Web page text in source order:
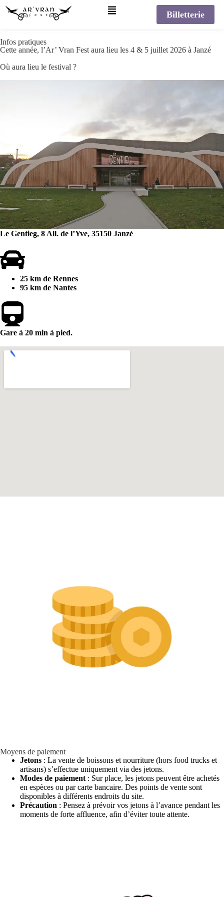
Billetterie
Infos pratiques
Cette année, l’Ar’ Vran Fest aura lieu les 4 & 5 juillet 2026 à Janzé
Où aura lieu le festival ?
Le Gentieg, 8 All. de l’Yve, 35150 Janzé
25 km de Rennes
95 km de Nantes
Gare à 20 min à pied.
Moyens de paiement
Jetons : La vente de boissons et nourriture (hors food trucks et
artisans) s’effectue uniquement via des jetons.
Modes de paiement: Sur place, les jetons peuvent être achetés
en espèces ou par carte bancaire. Des points de vente sont
disponibles à différents endroits du site.
Précaution : Pensez à prévoir vos jetons à l’avance pendant les
moments de forte affluence, afin d’éviter toute attente.